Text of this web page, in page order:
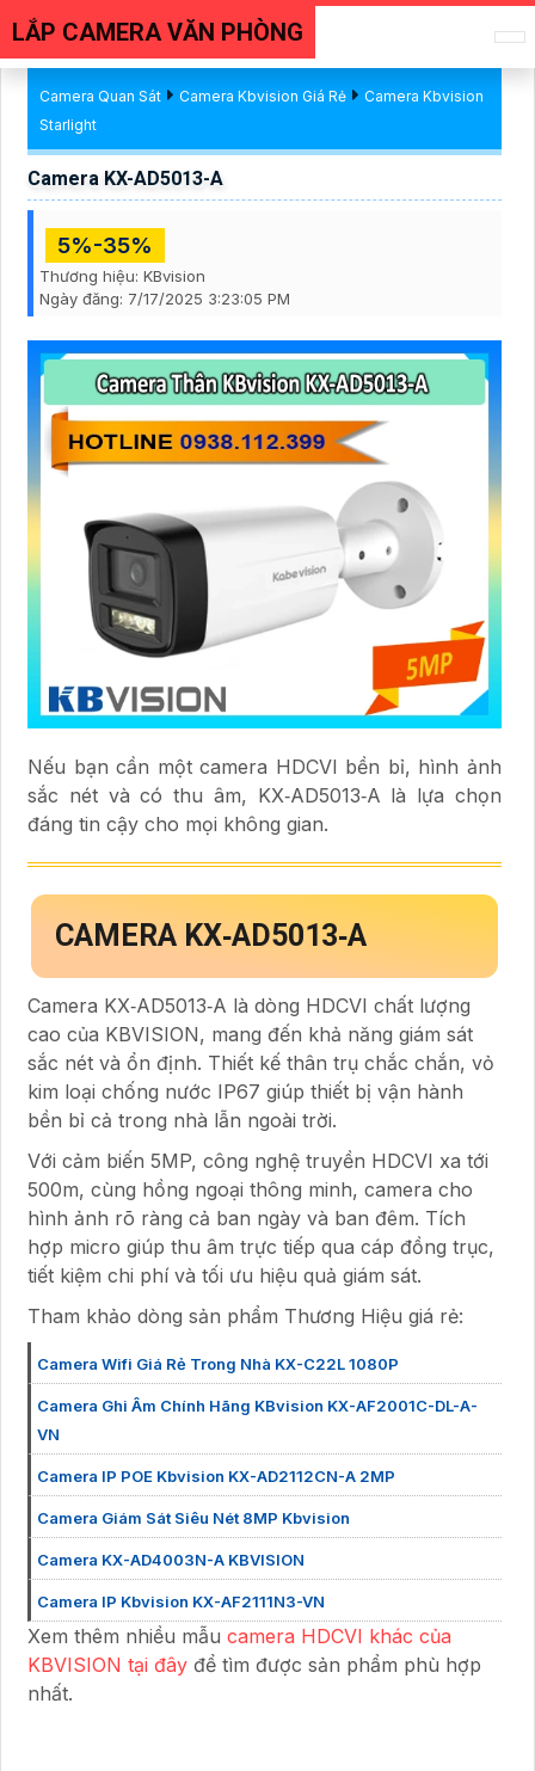
LẮP CAMERA VĂN PHÒNG
Camera Quan Sát Camera Kbvision Giá Rẻ
Camera Kbvision
Starlight
Camera KX-AD5013-A
5%-35%
Thương hiệu: KBvision
Ngày đăng: 7/17/2025 3:23:05 PM
Nếu bạn cần một camera HDCVI bền bỉ, hình ảnh
sắc nét và có thu âm, KX‑AD5013‑A là lựa chọn
đáng tin cậy cho mọi không gian.
CAMERA KX‑AD5013‑A
Camera KX‑AD5013‑A là dòng HDCVI chất lượng
cao của KBVISION, mang đến khả năng giám sát
sắc nét và ổn định. Thiết kế thân trụ chắc chắn, vỏ
kim loại chống nước IP67 giúp thiết bị vận hành
bền bỉ cả trong nhà lẫn ngoài trời.
Với cảm biến 5MP, công nghệ truyền HDCVI xa tới
500m, cùng hồng ngoại thông minh, camera cho
hình ảnh rõ ràng cả ban ngày và ban đêm. Tích
hợp micro giúp thu âm trực tiếp qua cáp đồng trục,
tiết kiệm chi phí và tối ưu hiệu quả giám sát.
Tham khảo dòng sản phẩm Thương Hiệu giá rẻ:
Camera Wifi Giá Rẻ Trong Nhà KX-C22L 1080P
Camera Ghi Âm Chính Hãng KBvision KX-AF2001C-DL-A-
VN
Camera IP POE Kbvision KX-AD2112CN-A 2MP
Camera Giám Sát Siêu Nét 8MP Kbvision
Camera KX-AD4003N-A KBVISION
Camera IP Kbvision KX-AF2111N3-VN
Xem thêm nhiều mẫu camera HDCVI khác của
KBVISION tại đây để tìm được sản phẩm phù hợp
nhất.